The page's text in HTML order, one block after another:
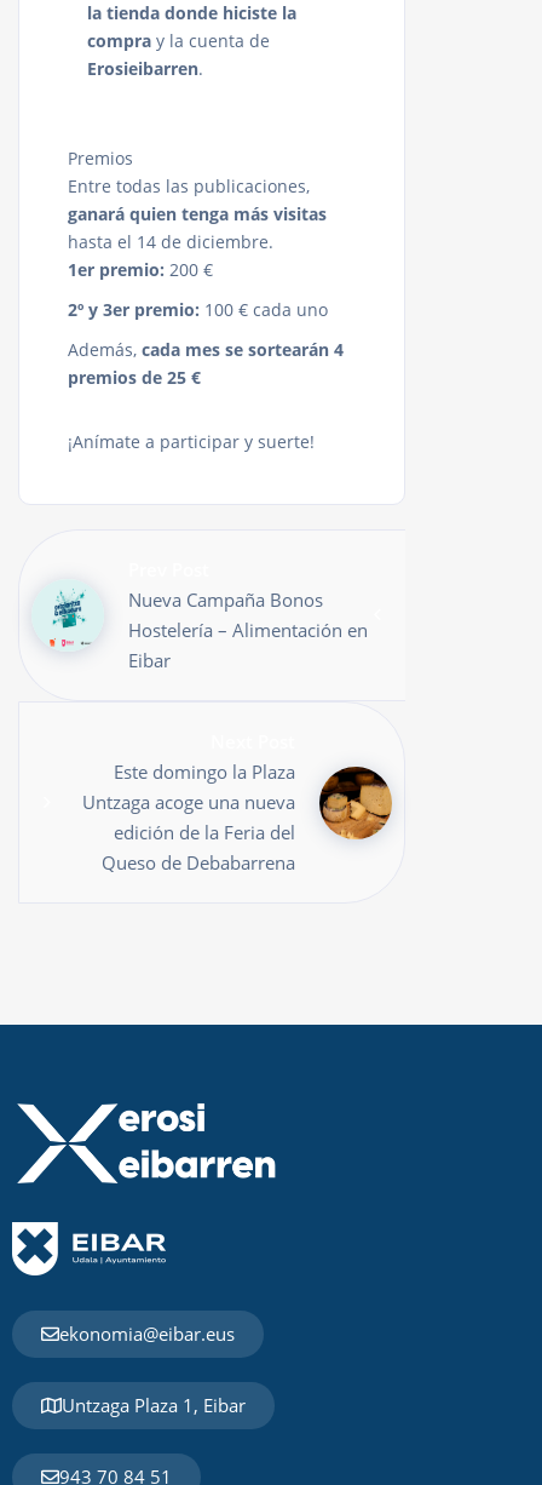
la tienda donde hiciste la
compra y la cuenta de
Erosieibarren.
Premios
Entre todas las publicaciones,
ganará quien tenga más visitas
hasta el 14 de diciembre.
1er premio: 200 €
2º y 3er premio: 100 € cada uno
Además, cada mes se sortearán 4
premios de 25 €
¡Anímate a participar y suerte!
Nueva Campaña Bonos
Hostelería – Alimentación en
Eibar
Este domingo la Plaza
Untzaga acoge una nueva
edición de la Feria del
Queso de Debabarrena
ekonomia@eibar.eus
Untzaga Plaza 1, Eibar
943 70 84 51